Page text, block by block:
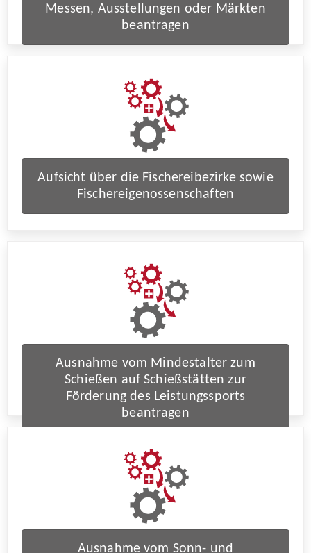
Messen, Ausstellungen oder Märkten
beantragen
Aufsicht über die Fischereibezirke sowie
Fischereigenossenschaften
Ausnahme vom Mindestalter zum
Schießen auf Schießstätten zur
Förderung des Leistungssports
beantragen
Ausnahme vom Sonn- und